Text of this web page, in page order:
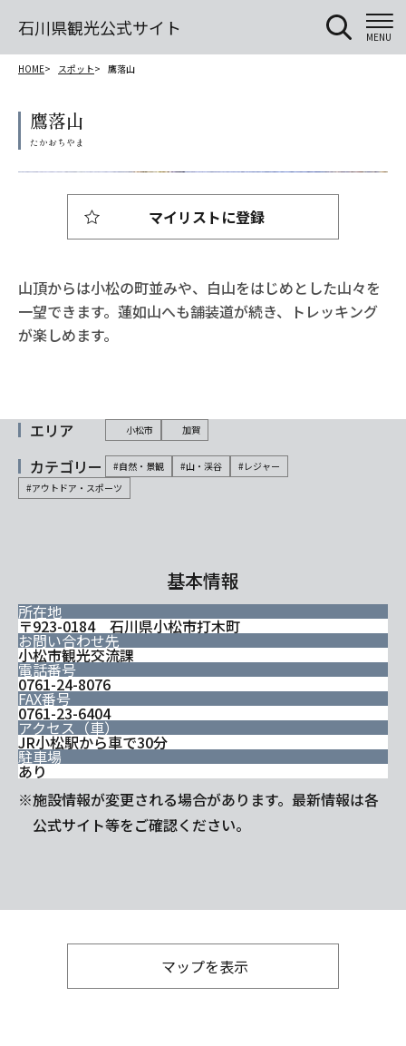
石川県観光公式サイト MENU
HOME スポット 鷹落山
鷹落山
山頂からは小松の町並みや、白山をはじめとした山々を
一望できます。蓮如山へも舗装道が続き、トレッキング
が楽しめます。
マイリストに登録
エリア 小松市 加賀
カテゴリー #自然・景観 #山・渓谷
#レジャー
#アウトドア・スポーツ
基本情報
所在地
〒923-0184 石川県小松市打木町
お問い合わせ先
小松市観光交流課
電話番号
0761-24-8076
FAX番号
0761-23-6404
アクセス（車）
JR小松駅から車で30分
駐車場
あり
※施設情報が変更される場合があります。最新情報は各
公式サイト等をご確認ください。
マップを表示